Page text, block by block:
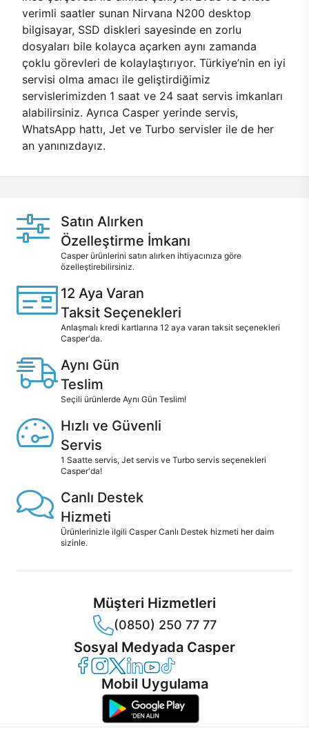
verimli saatler sunan Nirvana N200 desktop
bilgisayar, SSD diskleri sayesinde en zorlu
dosyaları bile kolayca açarken aynı zamanda
çoklu görevleri de kolaylaştırıyor. Türkiye’nin en iyi
servisi olma amacı ile geliştirdiğimiz
servislerimizden 1 saat ve 24 saat servis imkanları
alabilirsiniz. Ayrıca Casper yerinde servis,
WhatsApp hattı, Jet ve Turbo servisler ile de her
an yanınızdayız.
Satın Alırken
Özelleştirme İmkanı
Casper ürünlerini satın alırken ihtiyacınıza göre
özelleştirebilirsiniz.
12 Aya Varan
Taksit Seçenekleri
Anlaşmalı kredi kartlarına 12 aya varan taksit seçenekleri
Casper'da.
Aynı Gün
Teslim
Seçili ürünlerde Aynı Gün Teslim!
Hızlı ve Güvenli
Servis
1 Saatte servis, Jet servis ve Turbo servis seçenekleri
Casper'da!
Canlı Destek
Hizmeti
Ürünlerinizle ilgili Casper Canlı Destek hizmeti her daim
sizinle.
Müşteri Hizmetleri
(0850) 250 77 77
Sosyal Medyada Casper
Casper Facebook
Casper Instagram
Casper Twitter
Casper LinkedIn
Casper YouTube
Casper TikTok
Mobil Uygulama